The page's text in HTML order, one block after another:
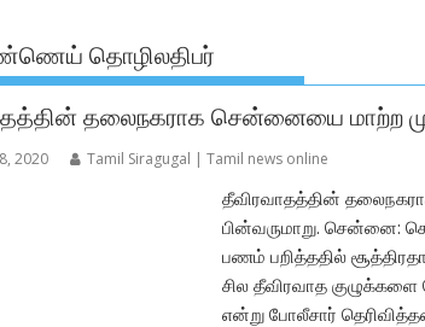
தொழிலதிபர்
தலைநகராக சென்னையை மாற்ற
2020 Tamil Siragugal | Tamil news online
தீவிரவாதத்தின்
பின்வருமாறு. சென்னை:
பணம் பறித்ததில்
சில தீவிரவாத குழுக்களை
என்று போலீசார்